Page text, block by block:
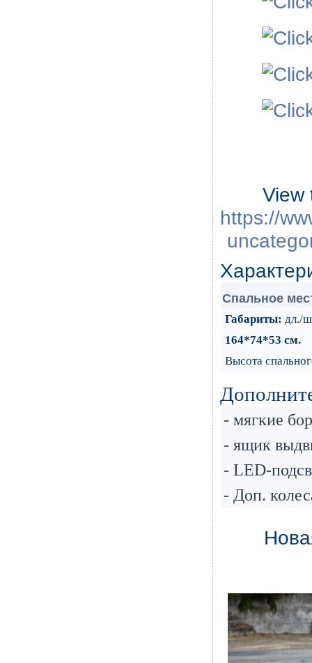
View
https://
Cпальное
Габариты: дл./
164*74*53 см.
Высота
- мягкие
- ящик
- LED-
- Доп.